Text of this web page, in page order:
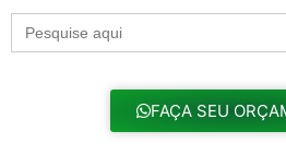
Search
for:
FAÇA SEU